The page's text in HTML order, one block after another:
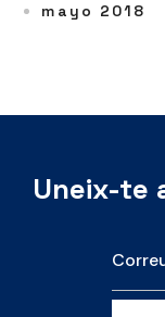
mayo 2018
Uneix-te